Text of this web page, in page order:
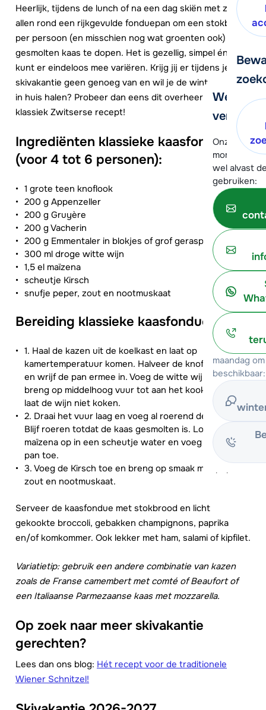
We
verder!
Onze
moment
wel alvast
gebruiken:
maandag
beschikbaar:
Heerlijk, tijdens de lunch of na een dag skiën met z’n
allen rond een rijkgevulde fonduepan om een stokbrood
per persoon (en misschien nog wat groenten ook) in de
gesmolten kaas te dopen. Het is gezellig, simpel én je
kunt er eindeloos mee variëren. Krijg jij er tijdens je
skivakantie geen genoeg van en wil je de winter alvast
in huis halen? Probeer dan eens dit overheerlijke,
klassiek Zwitserse recept!
Ingrediënten klassieke kaasfondue
(voor 4 tot 6 personen):
1 grote teen knoflook
200 g Appenzeller
200 g Gruyère
200 g Vacherin
200 g Emmentaler in blokjes of grof geraspt
300 ml droge witte wijn
1,5 el maïzena
scheutje Kirsch
snufje peper, zout en nootmuskaat
Bereiding klassieke kaasfondue:
1. Haal de kazen uit de koelkast en laat op
kamertemperatuur komen. Halveer de knoflookteen
en wrijf de pan ermee in. Voeg de witte wijn toe en
breng op middelhoog vuur tot aan het kookpunt maar
laat de wijn niet koken.
2. Draai het vuur laag en voeg al roerend de kaas toe.
Blijf roeren totdat de kaas gesmolten is. Los de
maïzena op in een scheutje water en voeg dit aan de
pan toe.
3. Voeg de Kirsch toe en breng op smaak met peper,
zout en nootmuskaat.
Serveer de kaasfondue met stokbrood en licht
gekookte broccoli, gebakken champignons, paprika
en/of komkommer. Ook lekker met ham, salami of kipfilet.
Variatietip: gebruik een andere combinatie van kazen
zoals de Franse camembert met comté of Beaufort of
een Italiaanse Parmezaanse kaas met mozzarella.
Op zoek naar meer skivakantie
gerechten?
Lees dan ons blog: Hét recept voor de traditionele
Wiener Schnitzel!